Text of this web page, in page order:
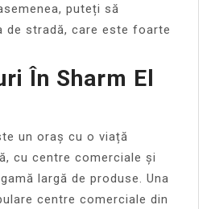
puteți să
de stradă, care este foarte
În Sharm El
un oraș cu o viață
cu centre comerciale și
largă de produse. Una
centre comerciale din